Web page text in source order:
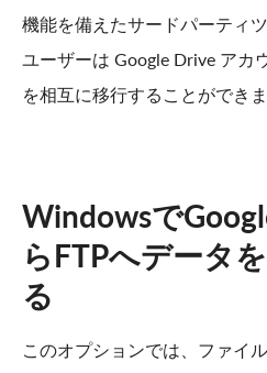
機能を備えたサードパーティ
ユーザーは Google Drive アカ
を相互に移行することができま
Windowsで
らFTPへデータ
る
このオプションでは、ファイ